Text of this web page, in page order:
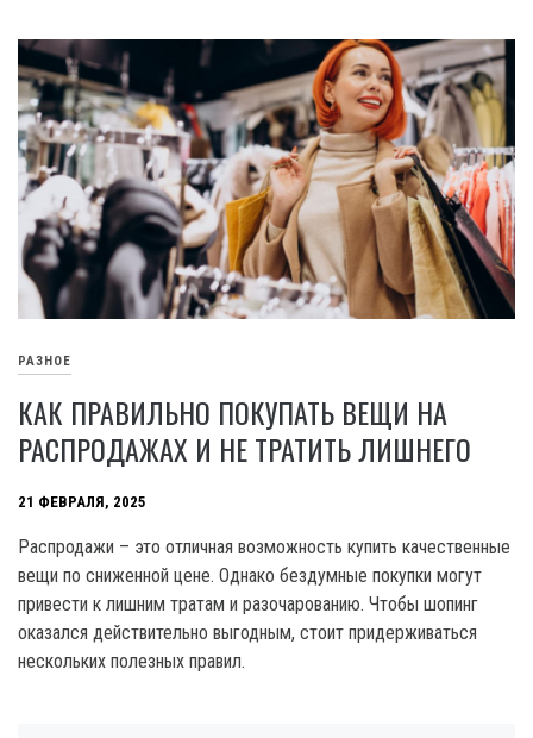
РАЗНОЕ
КАК ПРАВИЛЬНО ПОКУПАТЬ ВЕЩИ НА
РАСПРОДАЖАХ И НЕ ТРАТИТЬ ЛИШНЕГО
21 ФЕВРАЛЯ, 2025
Распродажи – это отличная возможность купить качественные
вещи по сниженной цене. Однако бездумные покупки могут
привести к лишним тратам и разочарованию. Чтобы шопинг
оказался действительно выгодным, стоит придерживаться
нескольких полезных правил.